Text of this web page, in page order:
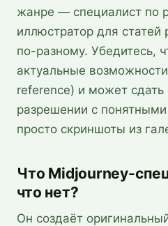
жанре — специалист по
иллюстратор для
по-разному. Убедитесь,
актуальные
reference) и может
разрешении с
просто скриншоты из
Что Midjourney-
что нет?
Он создаёт